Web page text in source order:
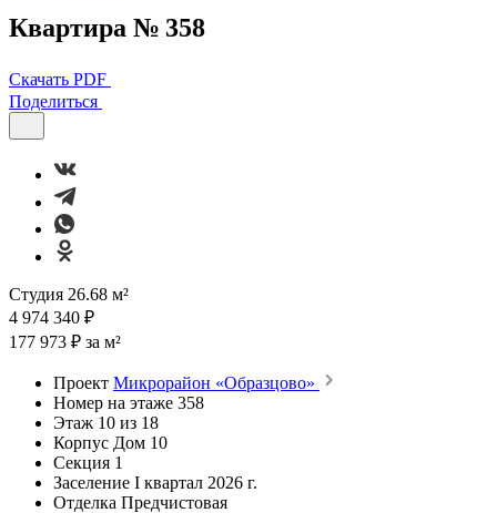
Квартира № 358
Скачать PDF
Поделиться
Студия 26.68 м²
4 974 340 ₽
177 973 ₽ за м²
Проект Микрорайон «Образцово»
Номер на этаже 358
Этаж 10 из 18
Корпус Дом 10
Секция 1
Заселение I квартал 2026 г.
Отделка Предчистовая